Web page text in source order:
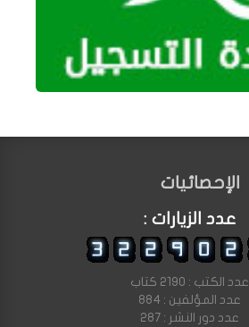
الإحصائيات
عدد الزيارات :
عدد الكتب : 2190 كتاب
عدد المؤلفين : 884
عدد دور النشر : 287